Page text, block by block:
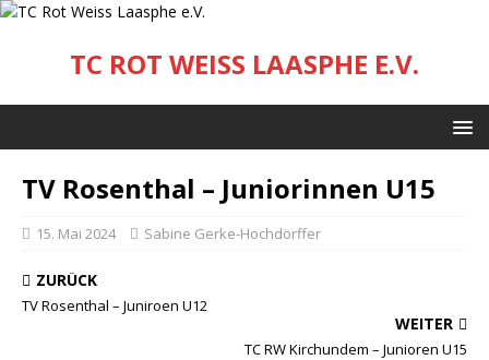
TC ROT WEISS LAASPHE E.V.
TV Rosenthal – Juniorinnen U15
15. Mai 2024 Sabine Gerke-Hochdörffer
ZURÜCK
TV Rosenthal – Juniroen U12
WEITER
TC RW Kirchundem – Junioren U15